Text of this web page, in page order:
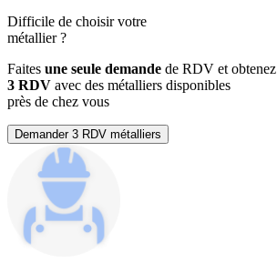
Difficile de choisir votre
métallier?
Faites une seule demande de RDV et obtenez
3 RDV avec des métalliers disponibles
près de chez vous
Demander 3 RDV métalliers